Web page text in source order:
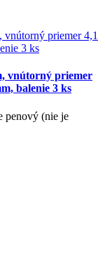
vnútorný priemer
balenie 3 ks
penový (nie je